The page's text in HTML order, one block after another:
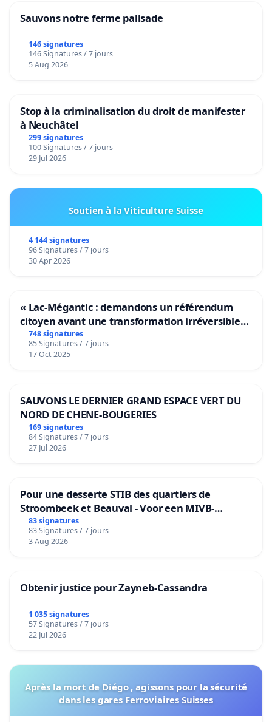
Sauvons notre ferme pallsade
146 signatures
146 Signatures / 7 jours
5 Aug 2026
Stop à la criminalisation du droit de manifester
à Neuchâtel
299 signatures
100 Signatures / 7 jours
29 Jul 2026
Soutien à la Viticulture Suisse
4 144 signatures
96 Signatures / 7 jours
30 Apr 2026
« Lac-Mégantic : demandons un référendum
citoyen avant une transformation irréversible
de notre territoire »
748 signatures
85 Signatures / 7 jours
17 Oct 2025
SAUVONS LE DERNIER GRAND ESPACE VERT DU
NORD DE CHENE-BOUGERIES
169 signatures
84 Signatures / 7 jours
27 Jul 2026
Pour une desserte STIB des quartiers de
Stroombeek et Beauval - Voor een MIVB-
bediening van de wijken Strombeek en Het
Voor
83 signatures
83 Signatures / 7 jours
3 Aug 2026
Obtenir justice pour Zayneb-Cassandra
1 035 signatures
57 Signatures / 7 jours
22 Jul 2026
Après la mort de Diégo , agissons pour la sécurité
dans les gares Ferroviaires Suisses